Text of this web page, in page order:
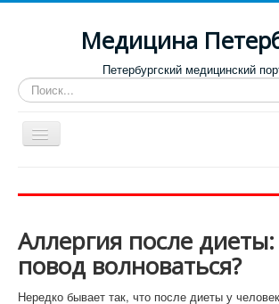
Медицина
Петербургский медицинский
Искать...
Toggle
Navigation
Роддома и женские консультации
Диспансеры
Лучшие клиники по направлениям
Аллергия после
повод волноваться?
Нередко бывает так, что после диеты у